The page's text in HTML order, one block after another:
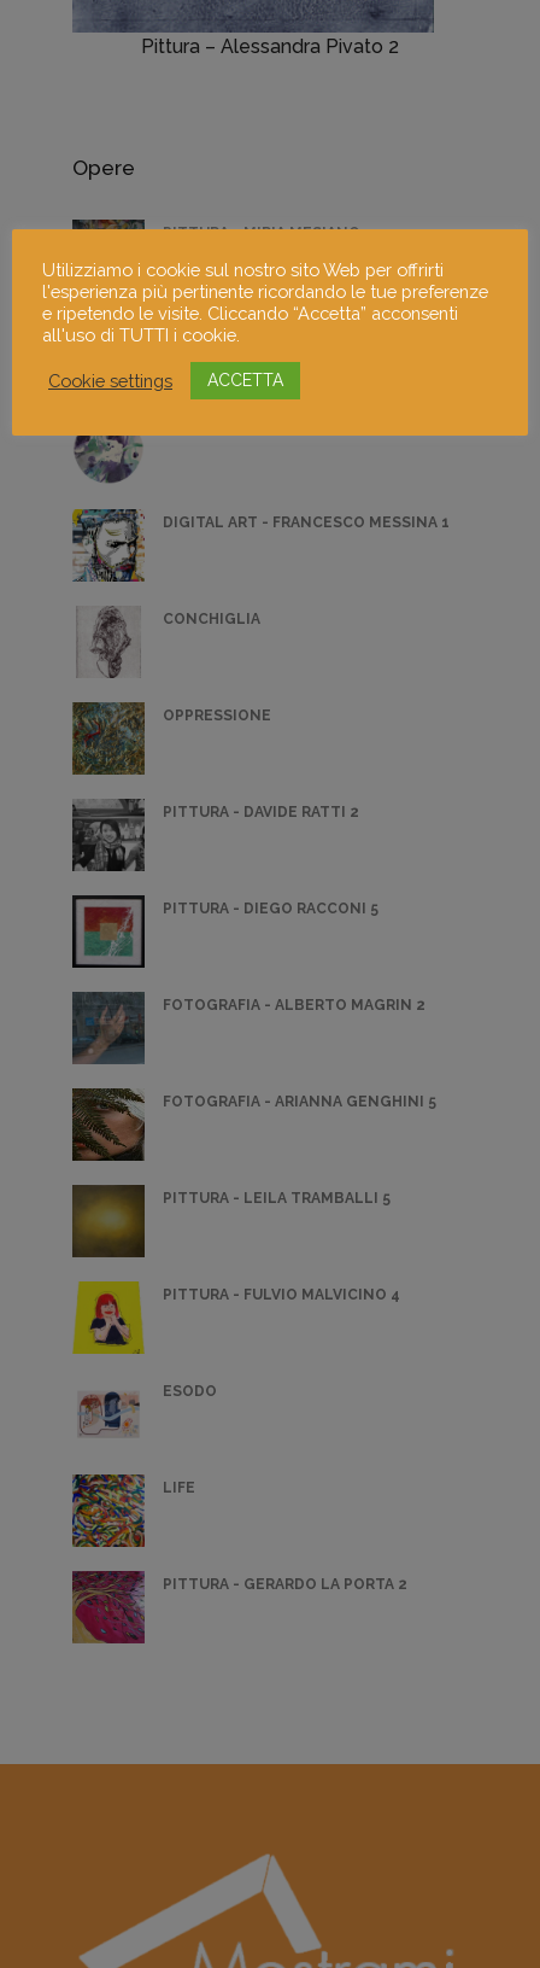
Pittura – Alessandra Pivato 2
Opere
PITTURA - MIRIA MESIANO 4
PITTURA - CHIARA VOLPI 5
DIGITAL ART - FRANCESCO MESSINA 1
CONCHIGLIA
OPPRESSIONE
PITTURA - DAVIDE RATTI 2
PITTURA - DIEGO RACCONI 5
FOTOGRAFIA - ALBERTO MAGRIN 2
FOTOGRAFIA - ARIANNA GENGHINI 5
PITTURA - LEILA TRAMBALLI 5
PITTURA - FULVIO MALVICINO 4
ESODO
LIFE
PITTURA - GERARDO LA PORTA 2
Utilizziamo i cookie sul nostro sito Web per offrirti
l'esperienza più pertinente ricordando le tue preferenze
e ripetendo le visite. Cliccando “Accetta” acconsenti
all'uso di TUTTI i cookie.
Cookie settings ACCETTA